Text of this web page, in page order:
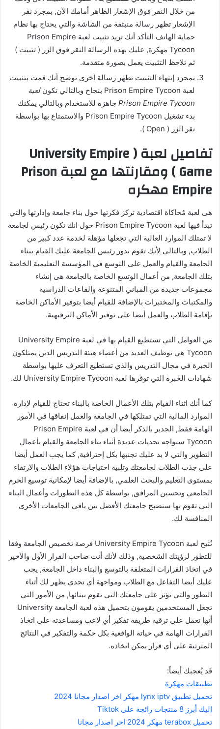
من خلال النقر فوق الإشعار الظاهر أمامك الآن, بمجرد نقر
الإشعار تظهر رسالة منبثقة من الشاشة والتي يحتاج بها نظام
حماية الهاتف التأكد أنك تريد تثبيت لعبة Prison Empire
Tycoon مهكرة, عليك بهذه الرسالة النقر فوق الزر ( تثبيت )
ثم تلاحظ التثبيت يعمل بصورة متقدمة.
بمجرد إنتهاء التثبيت تظهر رسالة أخرى توضح أنك قمت بتثبيت
لعبة Prison Empire Tycoon بنجاح وبالتالي تكون
لعبة
Prison Empire Tycoon جاهزة للاستخدام وبالتالي يمكنك
بدء تشغيل Prison Empire Tycoon والاستمتاع بها بواسطة
نقر الزر ( Open ).
تفاصيل لعبة ( University Empire
Game ) ومقارنتها مع لعبة Prison
Empire مهكره
هى لعبة مُحاكاة اقتصادية تركز فكرتها حول بناء جامعة وإدارتها والتي
تبدأ فيها لعبة Prison Empire Tycoon حول انك تكون رئيس لجامعة
لا تمتلك الموارد العالية التي تجعلها مؤهلة لخدمة عدد كبير من
الطلاب, وبالتالي لأنك تقوم بدور رئيس الجامعة عليك القيام ببناء
الجامعة والقيام والعمل على التوسع في المؤسسة التعليمية الخاصة
بتلك الجامعة, من أعمال الوتسع الخاصة بالجامعة هى إنشاء
مجموعات جديدة من المباني المتنوعة والقاعات الدراسية
والمكتبات والمختبرات بالإضافة للقيام أيضا بتوفير الأماكن الخاصة
بإقامة الطلاب والعمل أيضا على توفير الأماكن الترفيهية.
من العوامل التي تستطيع القيام بها في لعبة University Empire
Tycoon هي توظيف العديد من أعضاء هيئة التدريس الذين يمتلكون
الخبرة في مجال التدريس والذي تستطيع التعرف عليها بواسطة
شهادات الخبرة التي توفرها لعبة University Empire Tycoon لك.
كما أنك اثناء القيام بتلك الأعمال الخاصة بالبناء تحتاج للقيام لإدارة
الموارد المالية التي تمتلكها في الجامعة والعمل إنفاقها في الأمور
الهامة فقط, الجدير بالذكر أيضا أن في لعبة Prison Empire
Tycoon ستواجه تحديات عديدة أثناء بناء الجامعة والقيام بأعمال
التطوير والتي لا بد عليك تجنبها بكل إحترافية, كما يجب العمل أيضا
على جذب الطلاب لجامعتك وتلبية احتياجات هؤلاء الطلاب والارتقاء
بمستوى التعليم والبحث العلمي, بالإضافة أيضا لإمكانية توسيع الحرم
الجامعي وتحسين المرافق, بواسطة كل هذه التطورات وأعمال البناء
التي تقوم بها ستصبح جامعتك الأفضل بين باقي الجامعات الأخرى
المنافسة لك.
تُتيح لعبة University Empire Tycoon فرصة تخصيص الجامعة وفقا
للتطور لرؤيتك الشخصية, وذلك لأنك أنت صاحب القرار الأول والأخير
في اتخاذ القرارات المتعلقة بالتوسع والبناء داخل الجامعة, يجب
عليك أيضا التفاعل مع الطلاب ومواجهة أي تحدي يظهر لك أثناء
التطور والتي تؤثر على جامعتك التي تقوم ببنائها, من الأمور التي
تجعل المستخدمين يقومون بتحميل هذه لعبة الجامعة University
أنها تعمل على ترقية طريقة تفكير أي لاعب ومساعدته على اتخاذ
القرارات الهامة في حياته الواقعية بكل حكمة والتفكير في النتائج
المترتبة على أي قرار يمكن اتخاذه.
قَد يُعجبك أيضاً:
تطبيقات مهكرة
تحميل تطبيق lynx iptv مهكر اخر اصدار مجانا 2024
إليك أبرز 8 منتجات رائجة على Tiktok
تحميل terabox مهكر 2024 اخر اصدار مجانا